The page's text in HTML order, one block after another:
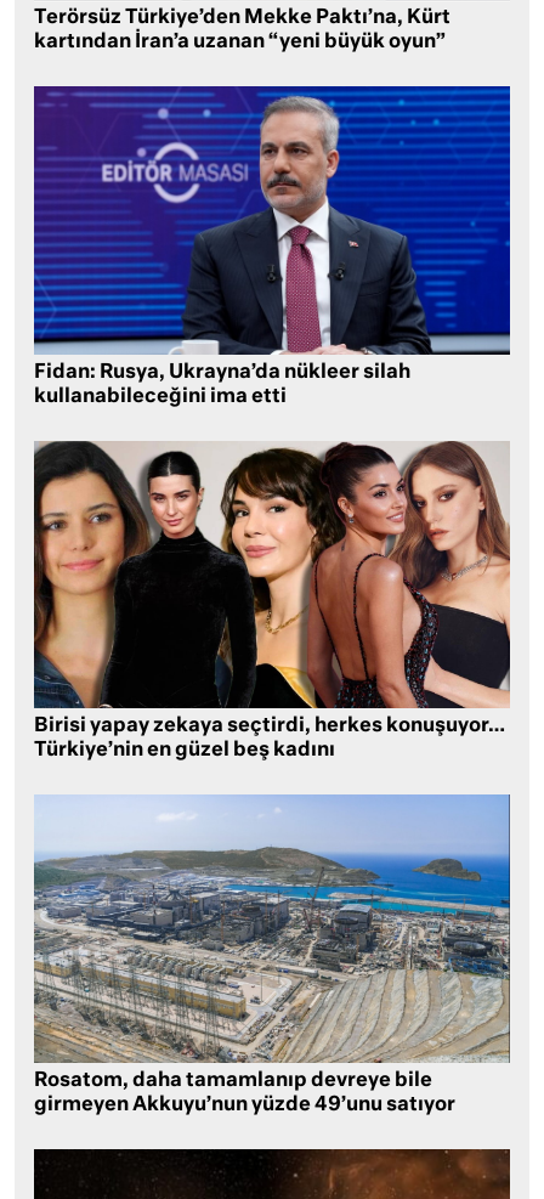
Terörsüz Türkiye’den Mekke Paktı’na, Kürt
kartından İran’a uzanan “yeni büyük oyun”
Fidan: Rusya, Ukrayna’da nükleer silah
kullanabileceğini ima etti
Birisi yapay zekaya seçtirdi, herkes konuşuyor…
Türkiye’nin en güzel beş kadını
Rosatom, daha tamamlanıp devreye bile
girmeyen Akkuyu’nun yüzde 49’unu satıyor